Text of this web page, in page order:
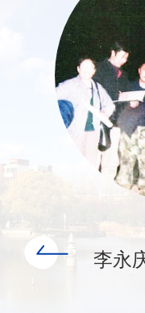
李永